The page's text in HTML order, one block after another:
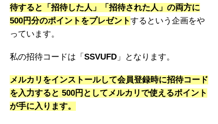
待すると「招待した人」「招待された人」の両方に
500円分のポイントをプレゼントするという企画をや
っています。
私の招待コードは「 SSVUFD 」となります。
メルカリをインストールして会員登録時に招待コード
を入力すると 500円としてメルカリで使えるポイント
が手に入ります。